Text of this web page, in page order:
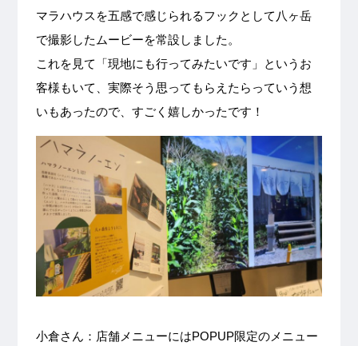
マラハウスを五感で感じられるフックとして八ヶ岳
で撮影したムービーを常設しました。
これを見て「現地にも行ってみたいです」というお
客様もいて、実際そう思ってもらえたらっていう想
いもあったので、すごく嬉しかったです！
小倉さん：店舗メニューにはPOPUP限定のメニュー